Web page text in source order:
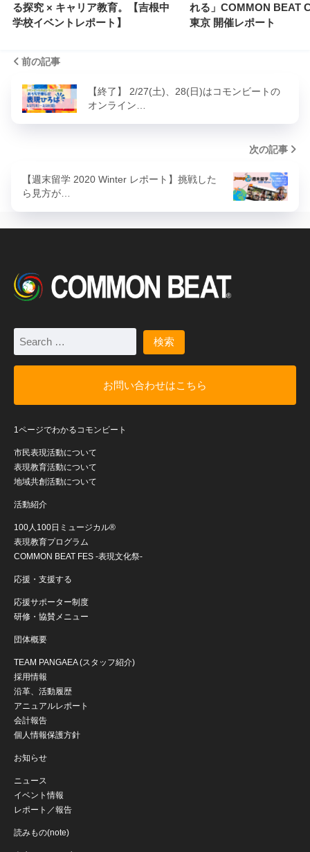
る探究 × キャリア教育。【吉根中
学校イベントレポート】
れる」COMMON BEAT
東京 開催レポート
前の記事
【終了】 2/27(土)、28(日)はコモンビートの
オンライン…
次の記事
【週末留学 2020 Winter レポート】挑戦した
ら見方が…
お問い合わせはこちら
1ページでわかるコモンビート
市民表現活動について
表現教育活動について
地域共創活動について
活動紹介
100人100日ミュージカル®
表現教育プログラム
COMMON BEAT FES -表現文化祭-
応援・支援する
応援サポーター制度
研修・協賛メニュー
団体概要
TEAM PANGAEA (スタッフ紹介)
採用情報
沿革、活動履歴
アニュアルレポート
会計報告
個人情報保護方針
お知らせ
ニュース
イベント情報
レポート／報告
読みもの(note)